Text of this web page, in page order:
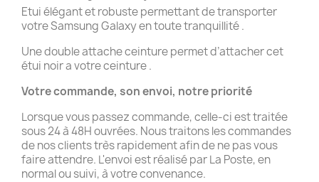
Etui élégant et robuste permettant de transporter
votre Samsung Galaxy en toute tranquillité .
Une double attache ceinture permet d’attacher cet
étui noir a votre ceinture .
Votre commande, son envoi, notre priorité
Lorsque vous passez commande, celle-ci est traitée
sous 24 à 48H ouvrées. Nous traitons les commandes
de nos clients très rapidement afin de ne pas vous
faire attendre. L'envoi est réalisé par La Poste, en
normal ou suivi, à votre convenance.